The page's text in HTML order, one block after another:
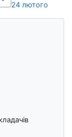
24 лютого